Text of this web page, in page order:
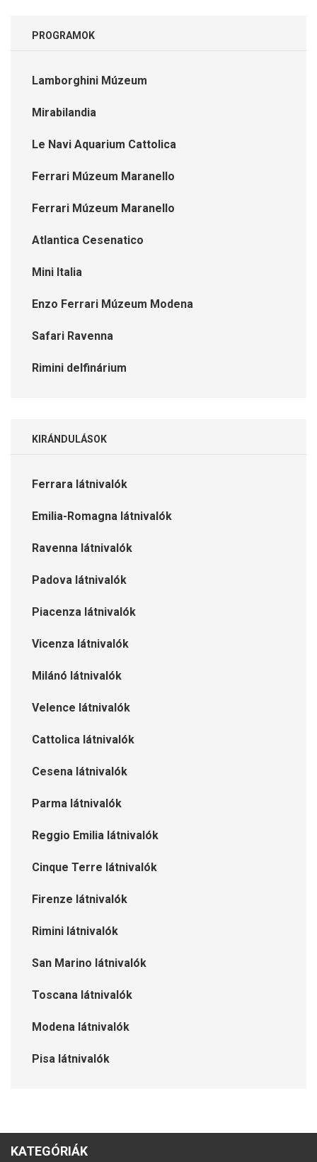
PROGRAMOK
Lamborghini Múzeum
Mirabilandia
Le Navi Aquarium Cattolica
Ferrari Múzeum Maranello
Ferrari Múzeum Maranello
Atlantica Cesenatico
Mini Italia
Enzo Ferrari Múzeum Modena
Safari Ravenna
Rimini delfinárium
KIRÁNDULÁSOK
Ferrara látnivalók
Emilia-Romagna látnivalók
Ravenna látnivalók
Padova látnivalók
Piacenza látnivalók
Vicenza látnivalók
Milánó látnivalók
Velence látnivalók
Cattolica látnivalók
Cesena látnivalók
Parma látnivalók
Reggio Emilia látnivalók
Cinque Terre látnivalók
Firenze látnivalók
Rimini látnivalók
San Marino látnivalók
Toscana látnivalók
Modena látnivalók
Pisa látnivalók
KATEGÓRIÁK